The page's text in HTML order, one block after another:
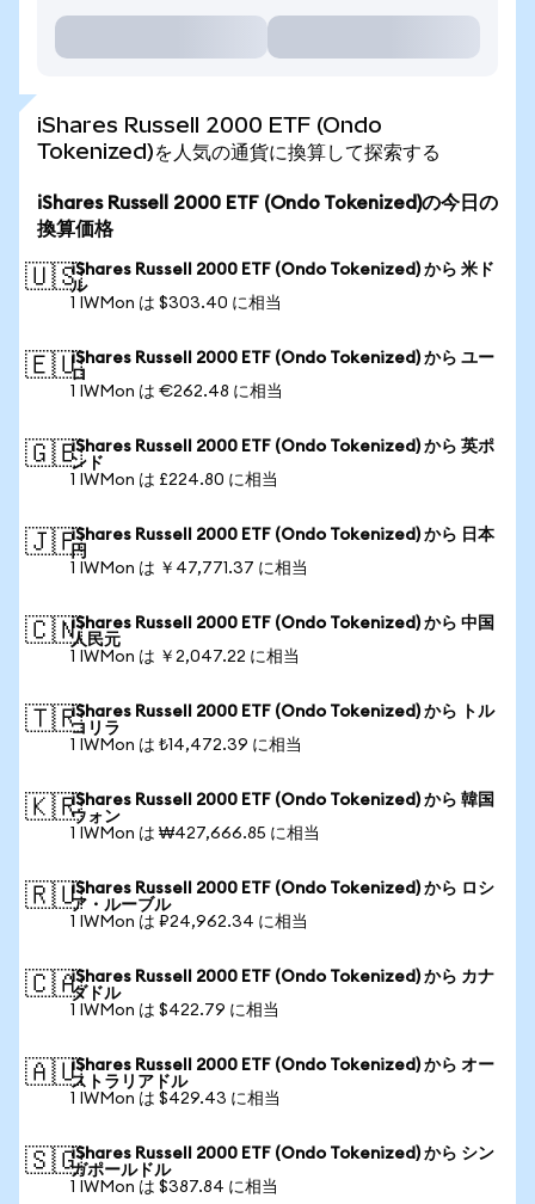
iShares Russell 2000 ETF (Ondo
Tokenized)を人気の通貨に換算して探索する
iShares Russell 2000 ETF (Ondo Tokenized)の今日の
換算価格
🇺🇸iShares Russell 2000 ETF (Ondo Tokenized) から 米ド
ル
1 IWMon は $303.40 に相当
🇪🇺iShares Russell 2000 ETF (Ondo Tokenized) から ユー
ロ
1 IWMon は €262.48 に相当
🇬🇧iShares Russell 2000 ETF (Ondo Tokenized) から 英ポ
ンド
1 IWMon は £224.80 に相当
🇯🇵iShares Russell 2000 ETF (Ondo Tokenized) から 日本
円
1 IWMon は ￥47,771.37 に相当
🇨🇳iShares Russell 2000 ETF (Ondo Tokenized) から 中国
人民元
1 IWMon は ￥2,047.22 に相当
🇹🇷iShares Russell 2000 ETF (Ondo Tokenized) から トル
コリラ
1 IWMon は ₺14,472.39 に相当
🇰🇷iShares Russell 2000 ETF (Ondo Tokenized) から 韓国
ウォン
1 IWMon は ₩427,666.85 に相当
🇷🇺iShares Russell 2000 ETF (Ondo Tokenized) から ロシ
ア・ルーブル
1 IWMon は ₽24,962.34 に相当
🇨🇦iShares Russell 2000 ETF (Ondo Tokenized) から カナ
ダドル
1 IWMon は $422.79 に相当
🇦🇺iShares Russell 2000 ETF (Ondo Tokenized) から オー
ストラリアドル
1 IWMon は $429.43 に相当
🇸🇬iShares Russell 2000 ETF (Ondo Tokenized) から シン
ガポールドル
1 IWMon は $387.84 に相当